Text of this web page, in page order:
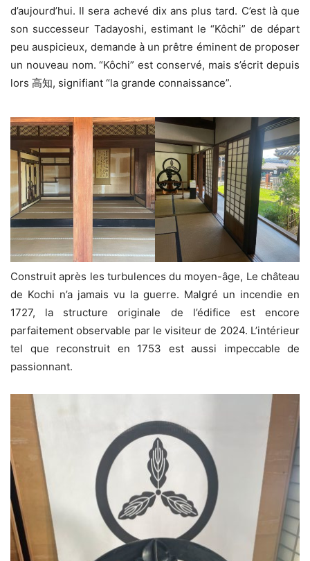
d’aujourd’hui. Il sera achevé dix ans plus tard. C’est là que
son successeur Tadayoshi, estimant le “Kôchi” de départ
peu auspicieux, demande à un prêtre éminent de proposer
un nouveau nom. “Kôchi” est conservé, mais s’écrit depuis
lors 高知, signifiant “la grande connaissance”.
Construit après les turbulences du moyen-âge, Le château
de Kochi n’a jamais vu la guerre. Malgré un incendie en
1727, la structure originale de l’édifice est encore
parfaitement observable par le visiteur de 2024. L’intérieur
tel que reconstruit en 1753 est aussi impeccable de
passionnant.